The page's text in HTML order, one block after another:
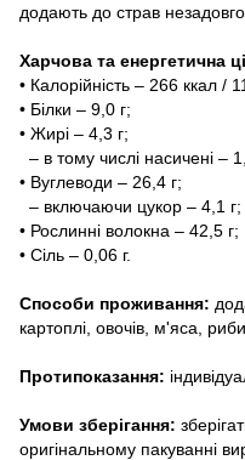
додають до страв
Харчова та енергетична
• Калорійність – 266 ккал /
• Білки – 9,0 г;
• Жирі – 4,3 г;
– в тому числі насичені –
• Вуглеводи – 26,4 г;
– включаючи цукор – 4,1 г;
• Рослинні волокна – 42,5 г;
• Сіль – 0,06 г.
Способи проживання:
картоплі, овочів, м'яса,
Протипоказання:
Умови зберігання:
оригінальному пакуванні